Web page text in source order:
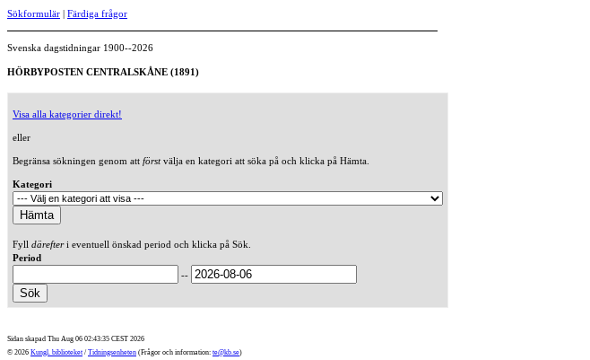
Sökformulär | Färdiga frågor
Svenska dagstidningar 1900--2026
HÖRBYPOSTEN CENTRALSKÅNE (1891)
Visa alla kategorier direkt!
eller
Begränsa sökningen genom att förstvälja en kategori att söka på och klicka på Hämta.
Kategori
Fyll därefteri eventuell önskad period och klicka på Sök.
Period
--
Sidan skapad Thu Aug 06 02:43:35 CEST 2026
© 2026 Kungl. biblioteket / Tidningsenheten (Frågor och information: te@kb.se)